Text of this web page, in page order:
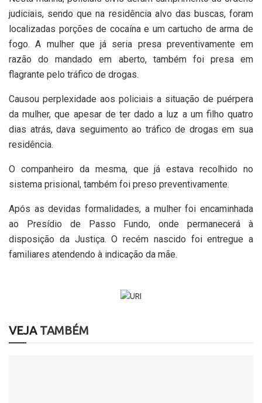
judiciais, sendo que na residência alvo das buscas, foram
localizadas porções de cocaína e um cartucho de arma de
fogo. A mulher que já seria presa preventivamente em
razão do mandado em aberto, também foi presa em
flagrante pelo tráfico de drogas.
Causou perplexidade aos policiais a situação de puérpera
da mulher, que apesar de ter dado a luz a um filho quatro
dias atrás, dava seguimento ao tráfico de drogas em sua
residência.
O companheiro da mesma, que já estava recolhido no
sistema prisional, também foi preso preventivamente.
Após as devidas formalidades, a mulher foi encaminhada
ao Presídio de Passo Fundo, onde permanecerá à
disposição da Justiça. O recém nascido foi entregue a
familiares atendendo à indicação da mãe.
VEJATAMBÉM